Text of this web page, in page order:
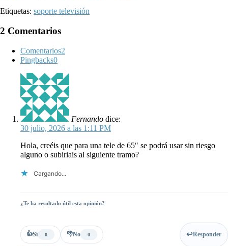
Etiquetas: soporte televisión
2 Comentarios
Comentarios2
Pingbacks0
Fernando dice:
30 julio, 2026 a las 1:11 PM
Hola, creéis que para una tele de 65″ se podrá usar sin riesgo
alguno o subiriais al siguiente tramo?
Cargando...
¿Te ha resultado útil esta opinión?
👍Sí 0 👎No 0 Responder